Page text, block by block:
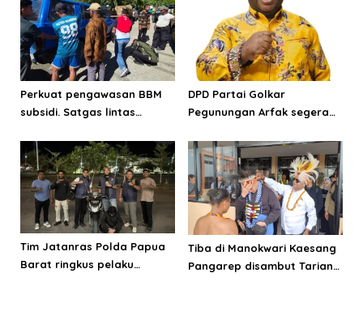
Perkuat pengawasan BBM
subsidi. Satgas lintas
penyalahgunaan di
Manokwari
DPD Partai Golkar
Pegunungan Arfak segera
Tim Jatanras Polda Papua
Barat ringkus pelaku
Tiba di Manokwari Kaesang
Pangarep disambut Tarian